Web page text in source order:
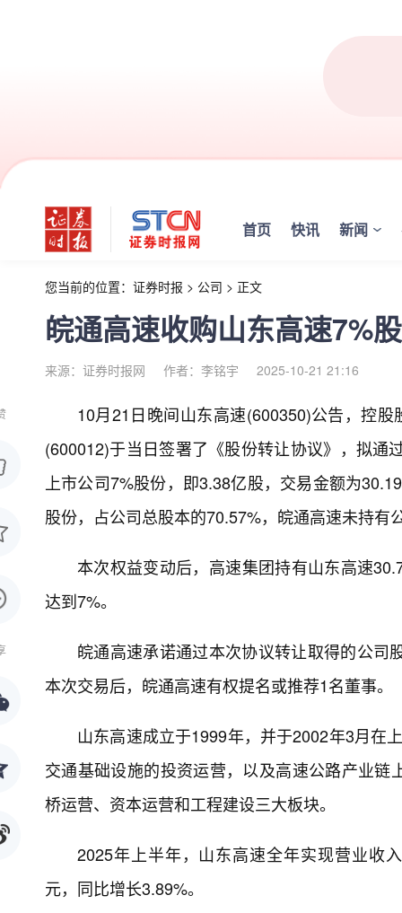
首页 快讯 新闻
您当前的位置： 证券时报 > 公司 > 正文
皖通高速收购山东高速7%
来源：证券时报网 作者：李铭宇 2025-10-21 21:16
10月21日晚间山东高速(600350)公告，控
(600012)于当日签署了《股份转让协议》，拟
上市公司7%股份，即3.38亿股，交易金额为
股份，占公司总股本的70.57%，皖通高速未持有
本次权益变动后，高速集团持有山东高速
达到7%。
皖通高速承诺通过本次协议转让取得的公司
本次交易后，皖通高速有权提名或推荐1名董事。
山东高速成立于1999年，并于2002年3月在
交通基础设施的投资运营，以及高速公路产业
桥运营、资本运营和工程建设三大板块。
2025年上半年，山东高速全年实现营业收
元，同比增长3.89%。